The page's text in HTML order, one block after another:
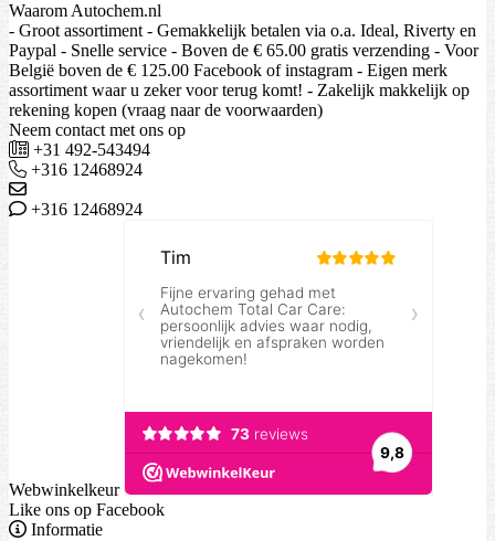
Waarom Autochem.nl
- Groot assortiment - Gemakkelijk betalen via o.a. Ideal, Riverty en
Paypal - Snelle service - Boven de € 65.00 gratis verzending - Voor
België boven de € 125.00 Facebook of instagram - Eigen merk
assortiment waar u zeker voor terug komt! - Zakelijk makkelijk op
rekening kopen (vraag naar de voorwaarden)
Neem contact met ons op
+31 492-543494
+316 12468924
+316 12468924
Webwinkelkeur
Like ons op Facebook
Informatie